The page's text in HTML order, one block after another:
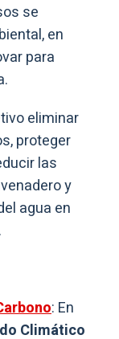
se
en
para
eliminar
proteger
las
y
agua en
: En
Climático